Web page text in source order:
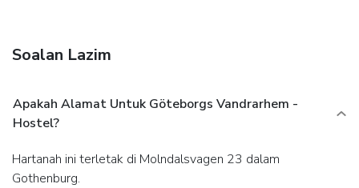
Soalan Lazim
Apakah Alamat Untuk Göteborgs Vandrarhem -
Hostel?
Hartanah ini terletak di Molndalsvagen 23 dalam
Gothenburg.